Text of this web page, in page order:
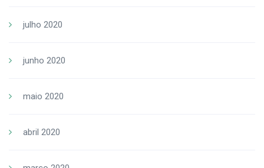
julho 2020
junho 2020
maio 2020
abril 2020